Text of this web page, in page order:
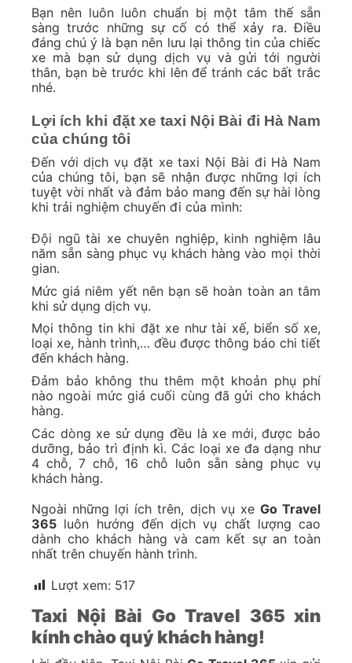
Bạn nên luôn luôn chuẩn bị một tâm thế sẵn
sàng trước những sự cố có thể xảy ra. Điều
đáng chú ý là bạn nên lưu lại thông tin của chiếc
xe mà bạn sử dụng dịch vụ và gửi tới người
thân, bạn bè trước khi lên để tránh các bất trắc
nhé.
Lợi ích khi đặt xe taxi Nội Bài đi Hà Nam
của chúng tôi
Đến với dịch vụ đặt xe taxi Nội Bài đi Hà Nam
của chúng tôi, bạn sẽ nhận được những lợi ích
tuyệt vời nhất và đảm bảo mang đến sự hài lòng
khi trải nghiệm chuyến đi của mình:
Đội ngũ tài xe chuyên nghiệp, kinh nghiệm lâu
năm sẵn sàng phục vụ khách hàng vào mọi thời
gian.
Mức giá niêm yết nên bạn sẽ hoàn toàn an tâm
khi sử dụng dịch vụ.
Mọi thông tin khi đặt xe như tài xế, biển số xe,
loại xe, hành trình,… đều được thông báo chi tiết
đến khách hàng.
Đảm bảo không thu thêm một khoản phụ phí
nào ngoài mức giá cuối cùng đã gửi cho khách
hàng.
Các dòng xe sử dụng đều là xe mới, được bảo
dưỡng, bảo trì định kì. Các loại xe đa dạng như
4 chỗ, 7 chỗ, 16 chỗ luôn sẵn sàng phục vụ
khách hàng.
Ngoài những lợi ích trên, dịch vụ xe Go Travel
365 luôn hướng đến dịch vụ chất lượng cao
dành cho khách hàng và cam kết sự an toàn
nhất trên chuyến hành trình.
Lượt xem: 517
Taxi Nội Bài Go Travel 365 xin
kính chào quý khách hàng!